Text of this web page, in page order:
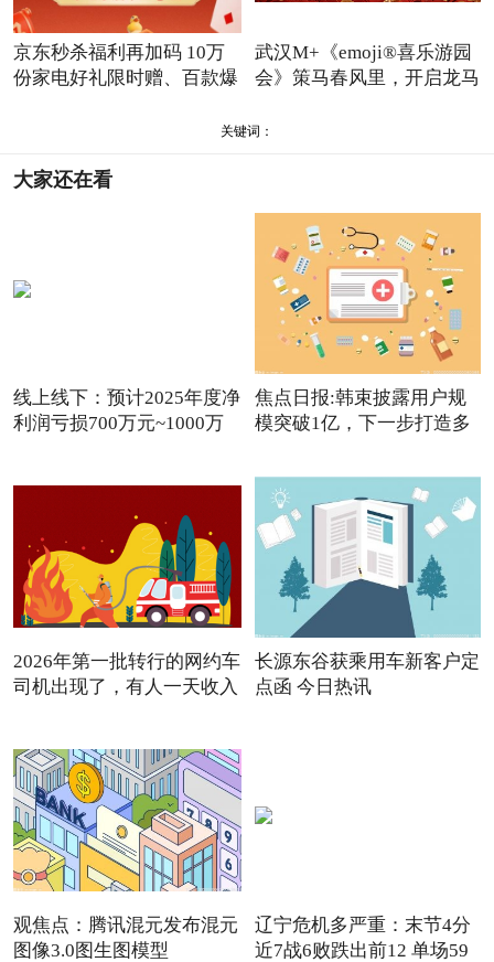
京东秒杀福利再加码 10万
份家电好礼限时赠、百款爆
武汉M+《emoji®喜乐游园
会》策马春风里，开启龙马
关键词：
大家还在看
线上线下：预计2025年度净
利润亏损700万元~1000万
焦点日报:韩束披露用户规
模突破1亿，下一步打造多
2026年第一批转行的网约车
司机出现了，有人一天收入
长源东谷获乘用车新客户定
点函 今日热讯
观焦点：腾讯混元发布混元
图像3.0图生图模型
辽宁危机多严重：末节4分
近7战6败跌出前12 单场59